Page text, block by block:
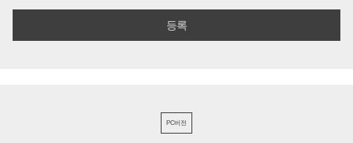
PC버전